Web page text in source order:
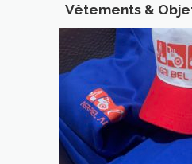
Vêtements &